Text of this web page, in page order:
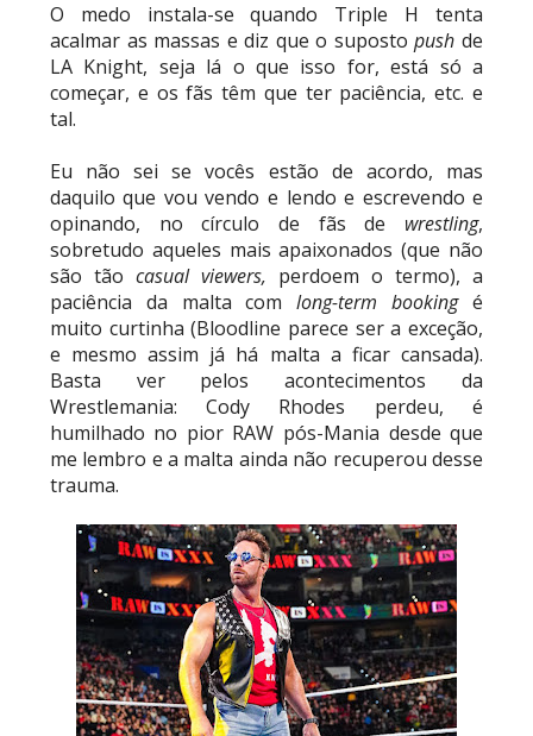
O medo instala-se quando Triple H tenta
acalmar as massas e diz que o supostopush de
LA Knight, seja lá o que isso for, está só a
começar, e os fãs têm que ter paciência, etc. e
tal.
Eu não sei se vocês estão de acordo, mas
daquilo que vou vendo e lendo e escrevendo e
opinando, no círculo de fãs de wrestling,
sobretudo aqueles mais apaixonados (que não
são tão casual viewers, perdoem o termo), a
paciência da malta comlong-term bookingé
muito curtinha (Bloodline parece ser a exceção,
e mesmo assim já há malta a ficar cansada).
Basta ver pelos acontecimentos da
Wrestlemania: Cody Rhodes perdeu, é
humilhado no pior RAW pós-Mania desde que
me lembro e a malta ainda não recuperou desse
trauma.